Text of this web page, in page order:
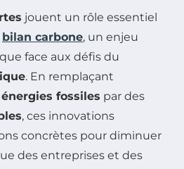
jouent un rôle essentiel
bilan carbone, un enjeu
face aux défis du
. En remplaçant
énergies fossiles par des
, ces innovations
concrètes pour diminuer
des entreprises et des